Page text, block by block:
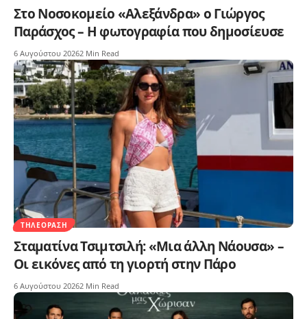
Στο Νοσοκομείο «Αλεξάνδρα» ο Γιώργος
Παράσχος – Η φωτογραφία που δημοσίευσε
6 Αυγούστου 20262 Min Read
ΤΗΛΕΌΡΑΣΗ
Σταματίνα Τσιμτσιλή: «Μια άλλη Νάουσα» –
Οι εικόνες από τη γιορτή στην Πάρο
6 Αυγούστου 20262 Min Read